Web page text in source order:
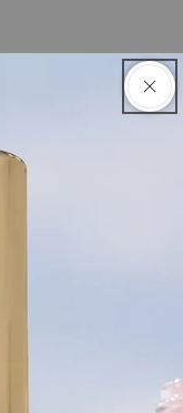
formation, une
à Martigny en
sur mesure
en reconversion
perfectionner,